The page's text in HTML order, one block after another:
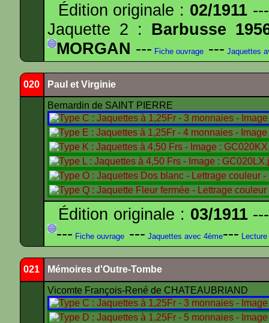
Édition originale : 02/1911
Jaquette 2 : Barbusse
MORGAN --- Fiche ouvrage --- Jaquettes
020 Paul et Virginie
Bernardin de SAINT PIERRE
Édition originale : 03/1911
--- Fiche ouvrage --- Jaquettes avec 4ème--- Lecture
021 Mémoires d'Outre-Tombe
Vicomte François-René de CHATEAUBRIAND